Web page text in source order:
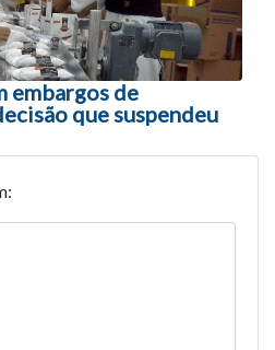
embargos de
que suspendeu